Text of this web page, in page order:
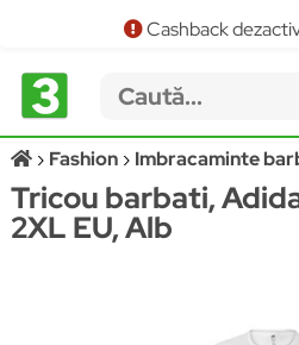
Cashback
Fashion Imbracaminte
Tricou barbati,
2XL EU, Alb